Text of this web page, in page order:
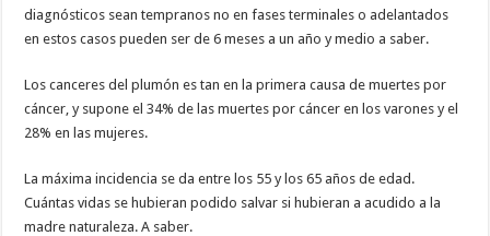
diagnósticos sean tempranos no en fases terminales o adelantados
en estos casos pueden ser de 6 meses a un año y medio a saber.
Los canceres del plumón es tan en la primera causa de muertes por
cáncer, y supone el 34% de las muertes por cáncer en los varones y el
28% en las mujeres.
La máxima incidencia se da entre los 55 y los 65 años de edad.
Cuántas vidas se hubieran podido salvar si hubieran a acudido a la
madre naturaleza. A saber.